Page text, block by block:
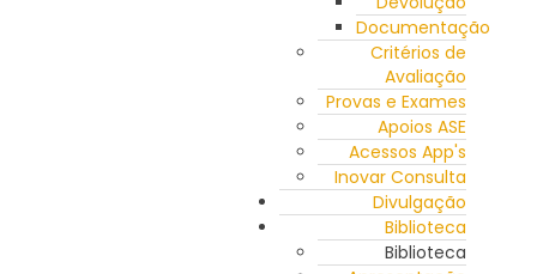
Documentação
Critérios de
Avaliação
Provas e Exames
Apoios ASE
Acessos App's
Inovar Consulta
Divulgação
Biblioteca
Biblioteca